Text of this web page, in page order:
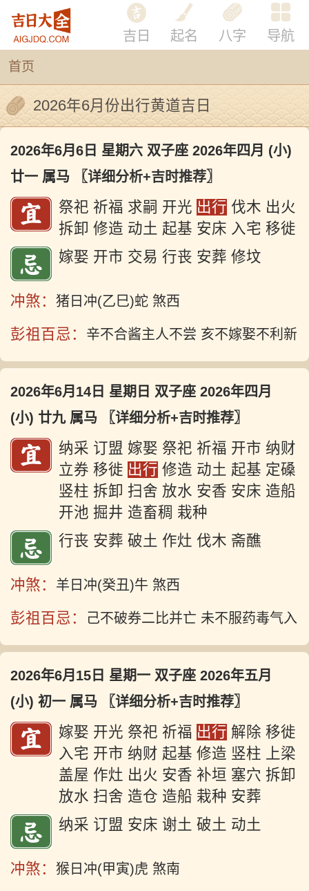
吉日 起名 八字 导航
首页
2026年6月份出行黄道吉日
2026年6月6日 星期六 双子座 2026年四月 (小)
廿一 属马
〖详细分析+吉时推荐〗
祭祀 祈福 求嗣 开光 出行 伐木 出火
拆卸 修造 动土 起基 安床 入宅 移徙
嫁娶 开市 交易 行丧 安葬 修坟
冲煞： 猪日冲(乙巳)蛇 煞西
彭祖百忌： 辛不合酱主人不尝 亥不嫁娶不利新
2026年6月14日 星期日 双子座 2026年四月
(小) 廿九 属马
〖详细分析+吉时推荐〗
纳采 订盟 嫁娶 祭祀 祈福 开市 纳财
立券 移徙 出行 修造 动土 起基 定磉
竖柱 拆卸 扫舍 放水 安香 安床 造船
开池 掘井 造畜稠 栽种
行丧 安葬 破土 作灶 伐木 斋醮
冲煞： 羊日冲(癸丑)牛 煞西
彭祖百忌： 己不破券二比并亡 未不服药毒气入
2026年6月15日 星期一 双子座 2026年五月
(小) 初一 属马
〖详细分析+吉时推荐〗
嫁娶 开光 祭祀 祈福 出行 解除 移徙
入宅 开市 纳财 起基 修造 竖柱 上梁
盖屋 作灶 出火 安香 补垣 塞穴 拆卸
放水 扫舍 造仓 造船 栽种 安葬
纳采 订盟 安床 谢土 破土 动土
冲煞： 猴日冲(甲寅)虎 煞南